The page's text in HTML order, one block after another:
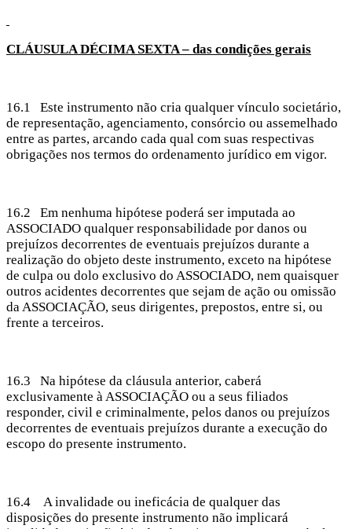
CLÁUSULADÉCIMA SEXTA – das condições gerais
16.1 Este instrumento não cria qualquer vínculo societário,
de representação, agenciamento, consórcio ou assemelhado
entre as partes, arcando cada qual com suas respectivas
obrigações nos termos do ordenamento jurídico em vigor.
16.2 Em nenhuma hipótese poderá ser imputada ao
ASSOCIADO qualquer responsabilidade por danos ou
prejuízos decorrentes de eventuais prejuízos durante a
realização do objeto deste instrumento, exceto na hipótese
de culpa ou dolo exclusivo do ASSOCIADO, nem quaisquer
outros acidentes decorrentes que sejam de ação ou omissão
da ASSOCIAÇÃO, seus dirigentes, prepostos, entre si, ou
frente a terceiros.
16.3 Na hipótese da cláusula anterior, caberá
exclusivamente à ASSOCIAÇÃO ou a seus filiados
responder, civil e criminalmente, pelos danos ou prejuízos
decorrentes de eventuais prejuízos durante a execução do
escopo do presente instrumento.
16.4 A invalidade ou ineficácia de qualquer das
disposições do presente instrumento não implicará